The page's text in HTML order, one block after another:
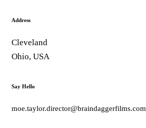
Address
Cleveland
Ohio, USA
Say Hello
moe.taylor.director@braindaggerfilms.com